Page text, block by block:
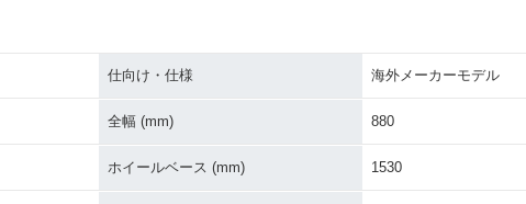
仕向け・仕様 海外メーカーモデル
全幅 (mm) 880
ホイールベース (mm) 1530